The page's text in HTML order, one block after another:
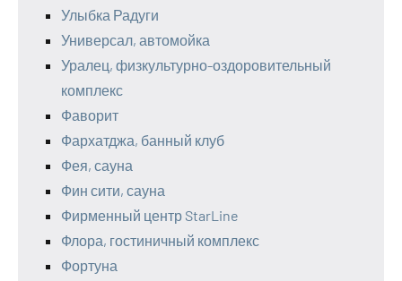
Улыбка Радуги
Универсал, автомойка
Уралец, физкультурно-оздоровительный
комплекс
Фаворит
Фархатджа, банный клуб
Фея, сауна
Фин сити, сауна
Фирменный центр StarLine
Флора, гостиничный комплекс
Фортуна